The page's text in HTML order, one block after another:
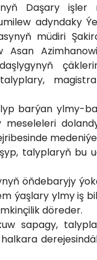
Daşary işler
adyndaky
müdiri
Asan
barýan ylmy-
talyplaryň bu
öňdebaryjy
ýaşlary ylmy iş
döreder.
sapagy,